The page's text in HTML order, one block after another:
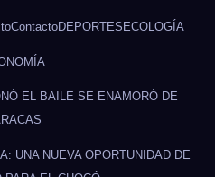
ContactoDEPORTESECOLOGÍA
EL BAILE SE ENAMORÓ DE
UNA NUEVA OPORTUNIDAD DE